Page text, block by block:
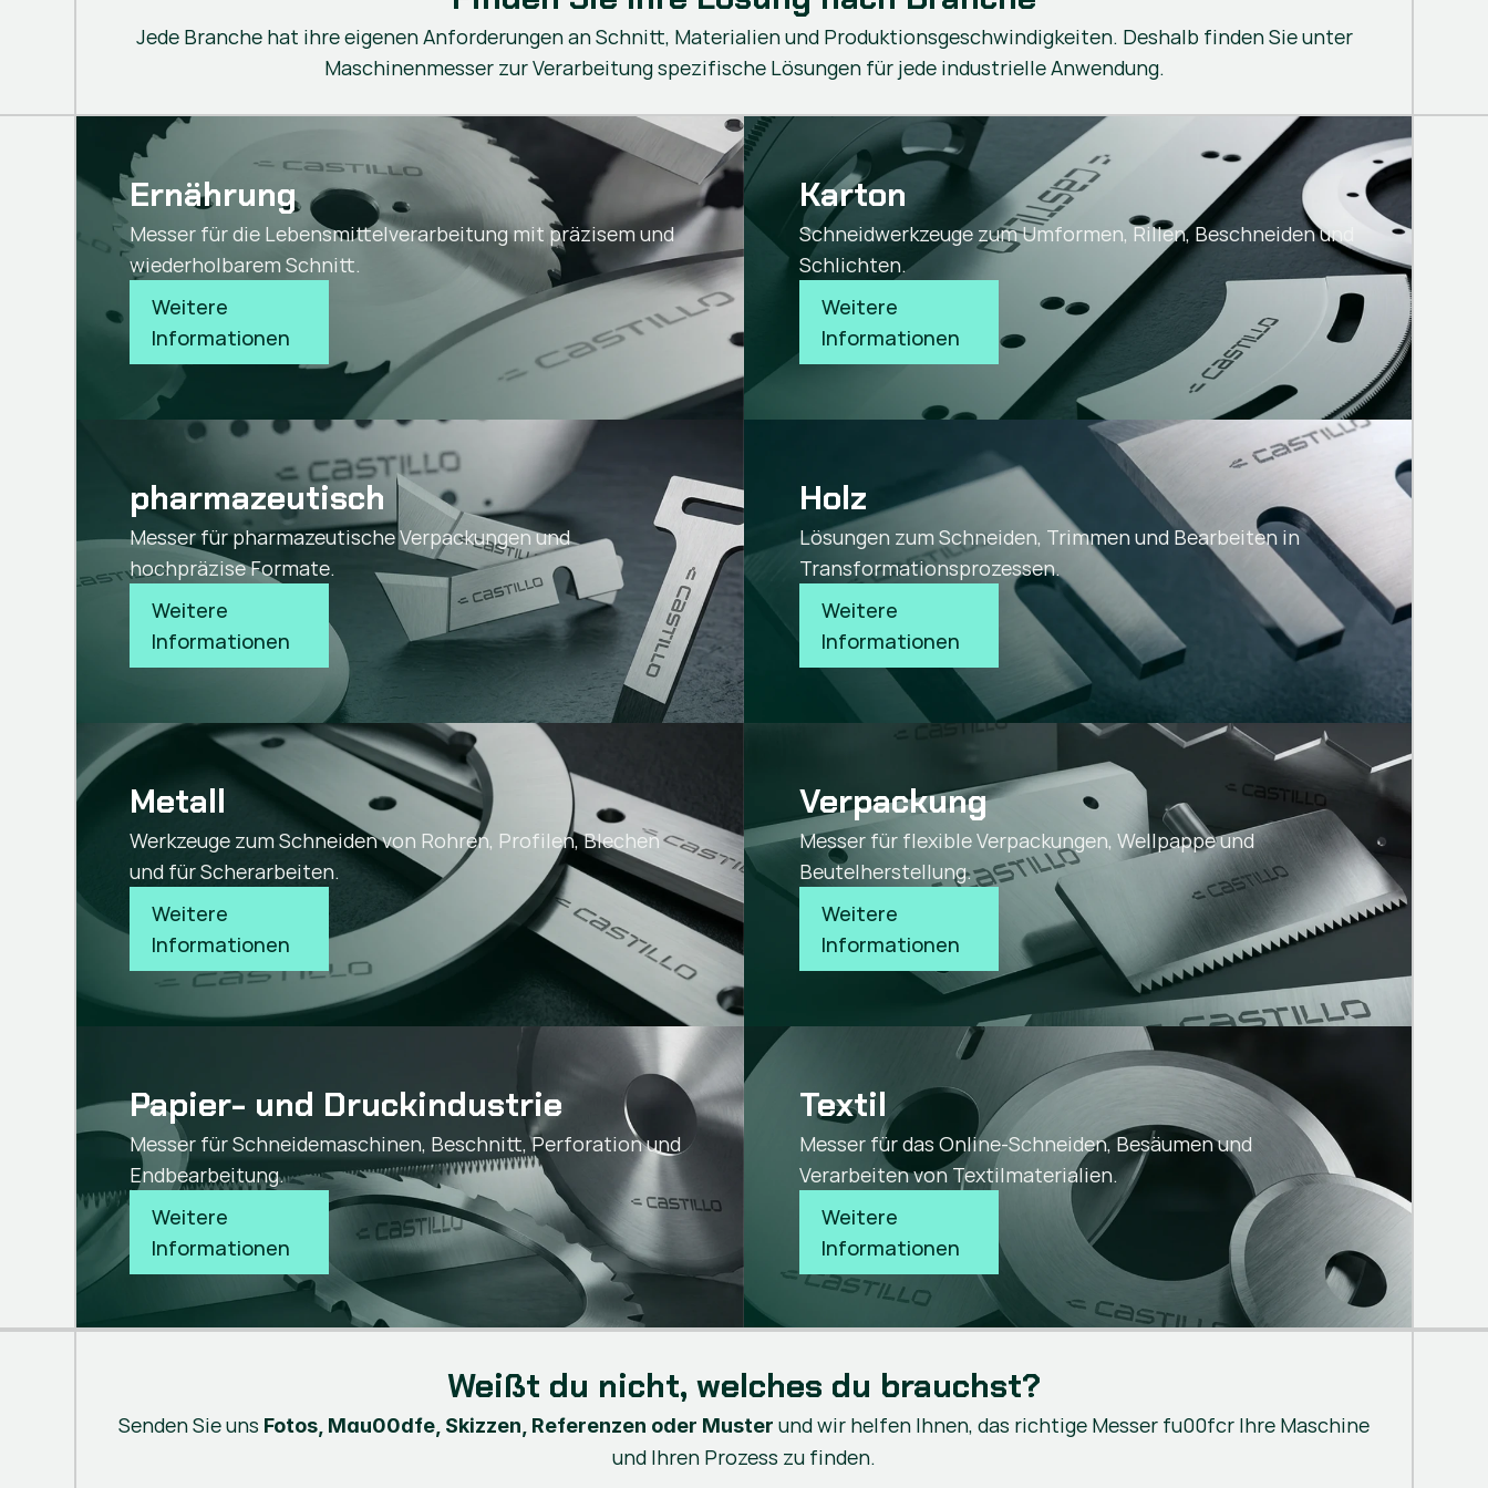
Jede Branche hat ihre eigenen Anforderungen an Schnitt, Materialien und Produktionsgeschwindigkeiten. Deshalb finden Sie unter
Maschinenmesser zur Verarbeitung spezifische Lösungen für jede industrielle Anwendung.
Ernährung
Messer für die Lebensmittelverarbeitung mit präzisem und
wiederholbarem Schnitt.
Weitere
Informationen
Karton
Schneidwerkzeuge zum Umformen, Rillen, Beschneiden und
Schlichten.
Weitere
Informationen
pharmazeutisch
Messer für pharmazeutische Verpackungen und
hochpräzise Formate.
Weitere
Informationen
Holz
Lösungen zum Schneiden, Trimmen und Bearbeiten in
Transformationsprozessen.
Weitere
Informationen
Metall
Werkzeuge zum Schneiden von Rohren, Profilen, Blechen
und für Scherarbeiten.
Weitere
Informationen
Verpackung
Messer für flexible Verpackungen, Wellpappe und
Beutelherstellung.
Weitere
Informationen
Papier- und Druckindustrie
Messer für Schneidemaschinen, Beschnitt, Perforation und
Endbearbeitung.
Weitere
Informationen
Textil
Messer für das Online-Schneiden, Besäumen und
Verarbeiten von Textilmaterialien.
Weitere
Informationen
Weißt du nicht, welches du brauchst?
Senden Sie uns Fotos, Mau00dfe, Skizzen, Referenzen oder Muster und wir helfen Ihnen, das richtige Messer fu00fcr Ihre Maschine
und Ihren Prozess zu finden.